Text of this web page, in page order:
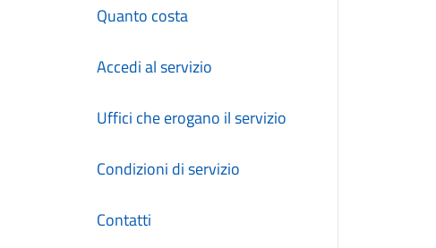
Quanto costa
Accedi al servizio
Uffici che erogano il servizio
Condizioni di servizio
Contatti